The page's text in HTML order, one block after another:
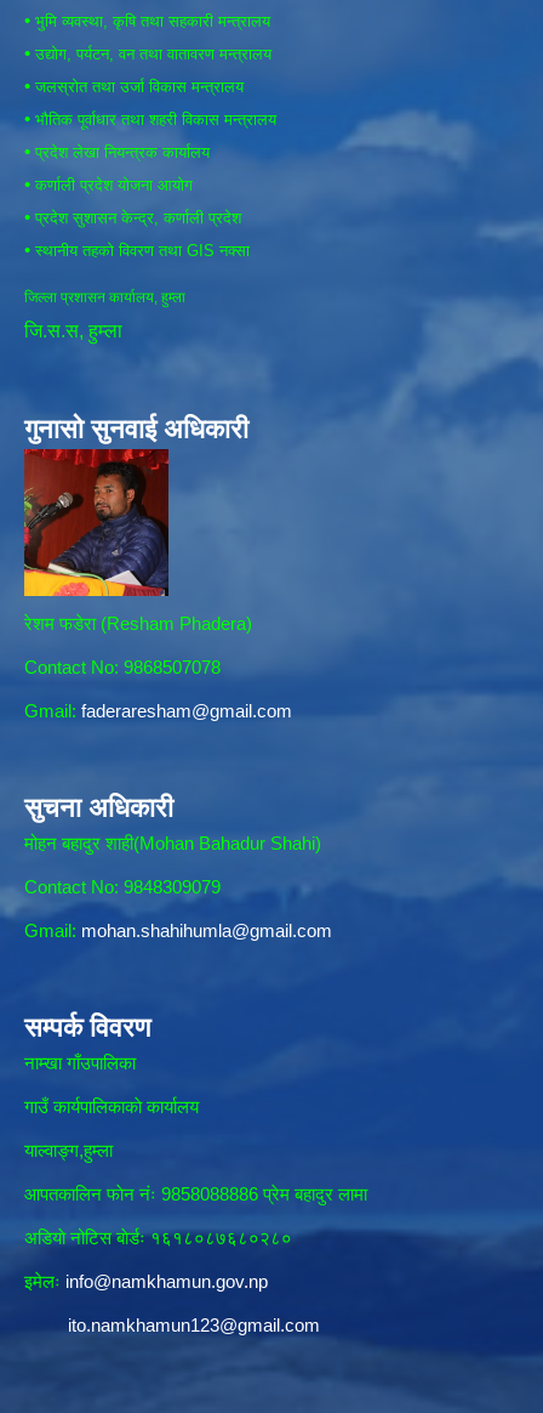
• भुमि व्यवस्था, कृषि तथा सहकारी मन्त्रालय
• उद्योग, पर्यटन, वन तथा वातावरण मन्त्रालय
• जलस्रोत तथा उर्जा विकास मन्त्रालय
• भौतिक पूर्वाधार तथा शहरी विकास मन्त्रालय
• प्रदेश लेखा नियन्त्रक कार्यालय
• कर्णाली प्रदेश योजना आयोग
• प्रदेश सुशासन केन्द्र, कर्णाली प्रदेश
• स्थानीय तहको विवरण तथा GIS नक्सा
जिल्ला प्रशासन कार्यालय, हुम्ला
जि.स.स, हुम्ला
गुनासो सुनवाई अधिकारी
रेशम फडेरा (Resham Phadera)
Contact No: 9868507078
Gmail: faderaresham@gmail.com
सुचना अधिकारी
मोहन बहादुर शाही(Mohan Bahadur Shahi)
Contact No: 9848309079
Gmail: mohan.shahihumla@gmail.com
सम्पर्क विवरण
नाम्खा गाँउपालिका
गाउँ कार्यपालिकाकाे कार्यालय
याल्वाङ्ग,हुम्ला
आपतकालिन फाेन नंः 9858088886 प्रेम बहादुर लामा
अडियाे नोटिस बाेर्डः १६१८०८७६८०२८०
इमेलः info@namkhamun.gov.np
ito.namkhamun123@gmail.com